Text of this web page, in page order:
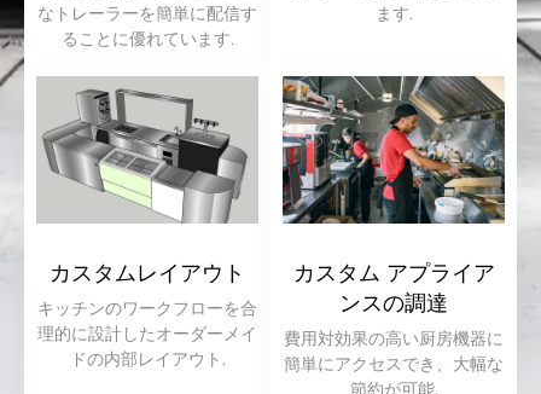
なトレーラーを簡単に配信す
ることに優れています.
ます.
カスタムレイアウト
キッチンのワークフローを合
理的に設計したオーダーメイ
ドの内部レイアウト.
カスタム アプライア
ンスの調達
費用対効果の高い厨房機器に
簡単にアクセスでき、大幅な
節約が可能.